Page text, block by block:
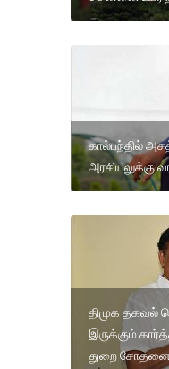
கால்பந்தில்
அரசியலுக்கு
திமுக தகவல்
இருக்கும்
துறை சோதனை